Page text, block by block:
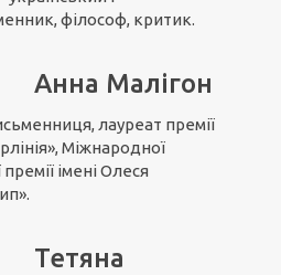
філософ, критик.
Анна Малігон
лауреат премії
Міжнародної
імені Олеся
Тетяна